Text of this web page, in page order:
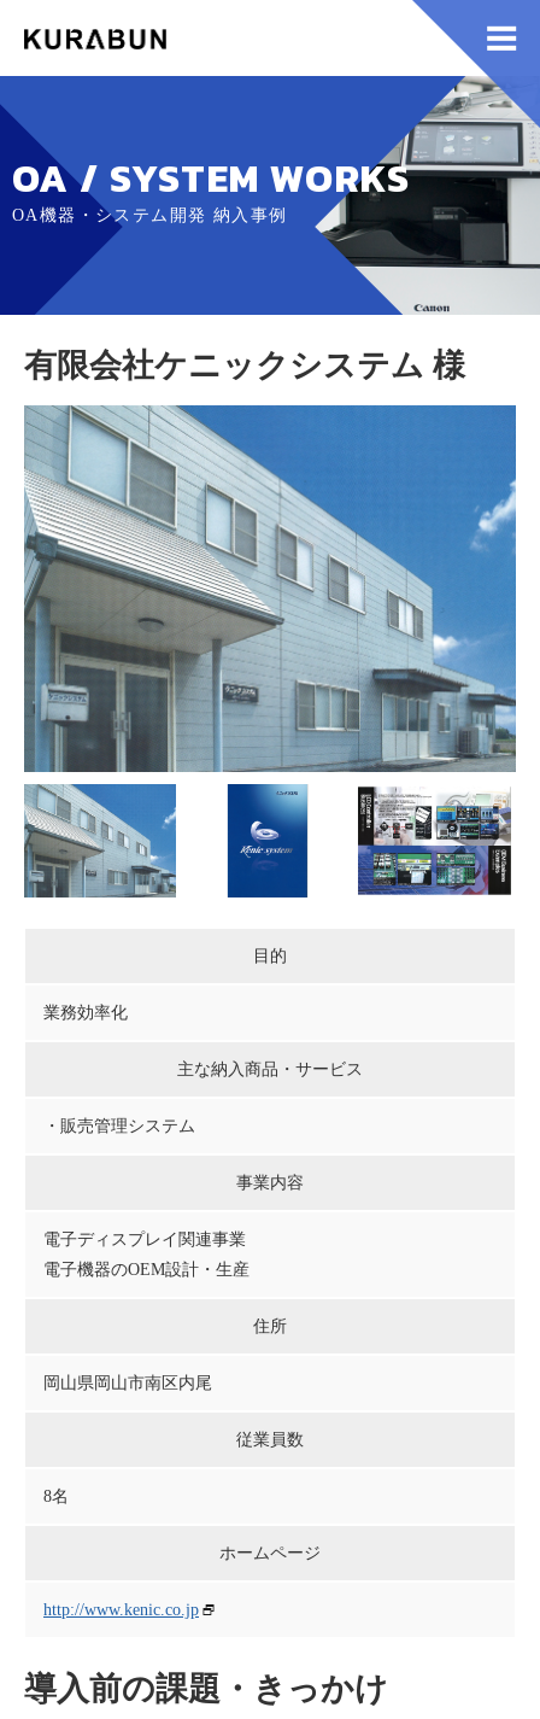
OA / SYSTEM WORKS
OA機器・システム開発 納入事例
有限会社ケニックシステム 様
目的
業務効率化
主な納入商品・サービス
・販売管理システム
事業内容
電子ディスプレイ関連事業
電子機器のOEM設計・生産
住所
岡山県岡山市南区内尾
従業員数
8名
ホームページ
http://www.kenic.co.jp
導入前の課題・きっかけ